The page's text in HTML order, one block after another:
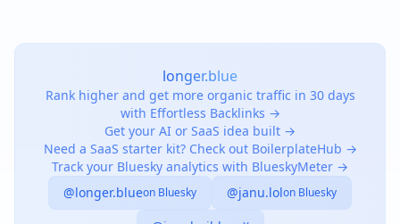
longer.blue
Rank higher and get more organic traffic in 30 days
with Effortless Backlinks →
Get your AI or SaaS idea built →
Need a SaaS starter kit? Check out BoilerplateHub →
Track your Bluesky analytics with BlueskyMeter →
@longer.blueon Bluesky @janu.lolon Bluesky